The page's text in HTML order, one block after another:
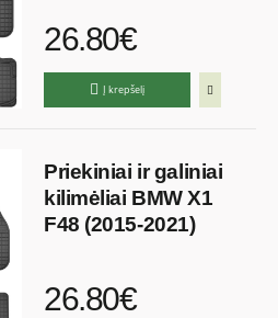
26.80€
Į krepšelį
Priekiniai ir galiniai
kilimėliai BMW X1
F48 (2015-2021)
26.80€